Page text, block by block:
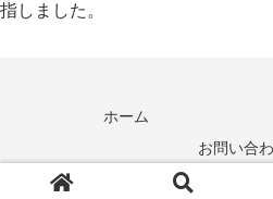
指しました。
ホーム
お問い合
© 2021 やっぱりテニス